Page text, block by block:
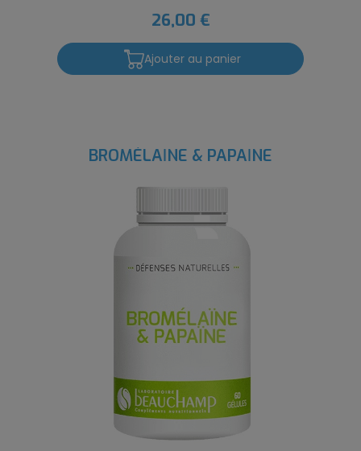
26,00 €
Ajouter au panier
BROMÉLAÏNE & PAPAÏNE